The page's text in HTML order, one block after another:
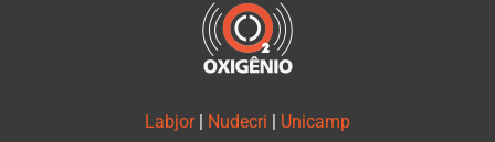
Labjor Nudecri Unicamp